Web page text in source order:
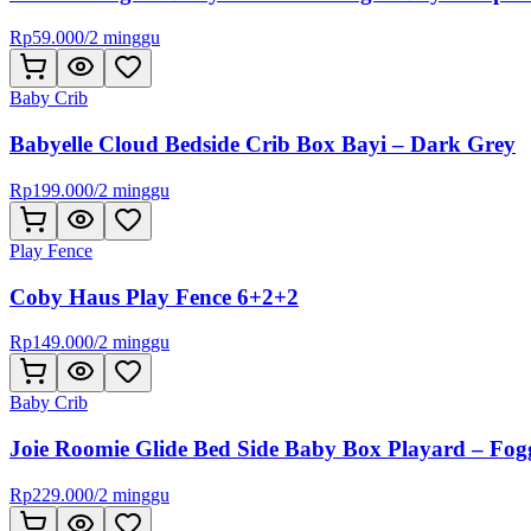
Rp59.000/2 minggu
Baby Crib
Babyelle Cloud Bedside Crib Box Bayi – Dark Grey
Rp199.000/2 minggu
Play Fence
Coby Haus Play Fence 6+2+2
Rp149.000/2 minggu
Baby Crib
Joie Roomie Glide Bed Side Baby Box Playard –
Rp229.000/2 minggu